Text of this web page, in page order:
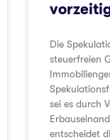
Die
steuerfreien
sei es durch
entscheidet